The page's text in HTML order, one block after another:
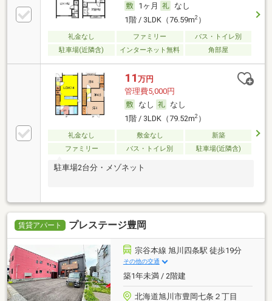
1ヶ月
なし
1階 / 3LDK（76.59m2）
礼金なし ファミリー
バス・トイレ別
駐車場(近隣含)
インターネット無料 角部屋
11 万円
管理費5,000円
なし
なし
1階 / 3LDK（79.52m2）
礼金なし 敷金なし
新築
ファミリー
バス・トイレ別 駐車場(近隣含)
駐車場2台分・メゾネット
賃貸アパート プレステージ豊岡
宗谷本線 旭川四条駅 徒歩19分
その他の交通
築1年未満 / 2階建
北海道旭川市豊岡七条２丁目